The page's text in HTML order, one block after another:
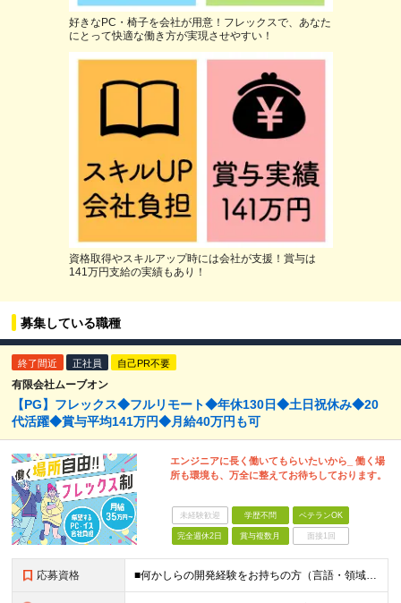
好きなPC・椅子を会社が用意！フレックスで、あなた
にとって快適な働き方が実現させやすい！
資格取得やスキルアップ時には会社が支援！賞与は
141万円支給の実績もあり！
募集している職種
終了間近 正社員 自己PR不要
有限会社ムーブオン
【PG】フレックス◆フルリモート◆年休130日◆土日祝休み◆20
代活躍◆賞与平均141万円◆月給40万円も可
エンジニアに長く働いてもらいたいから_ 働く場
所も環境も、万全に整えてお待ちしております。
未経験歓迎 学歴不問 ベテランOK
完全週休2日 賞与複数月 面接1回
応募資格 ■何かしらの開発経験をお持ちの方（言語・領域・工程・年数は不問） ■学歴不問